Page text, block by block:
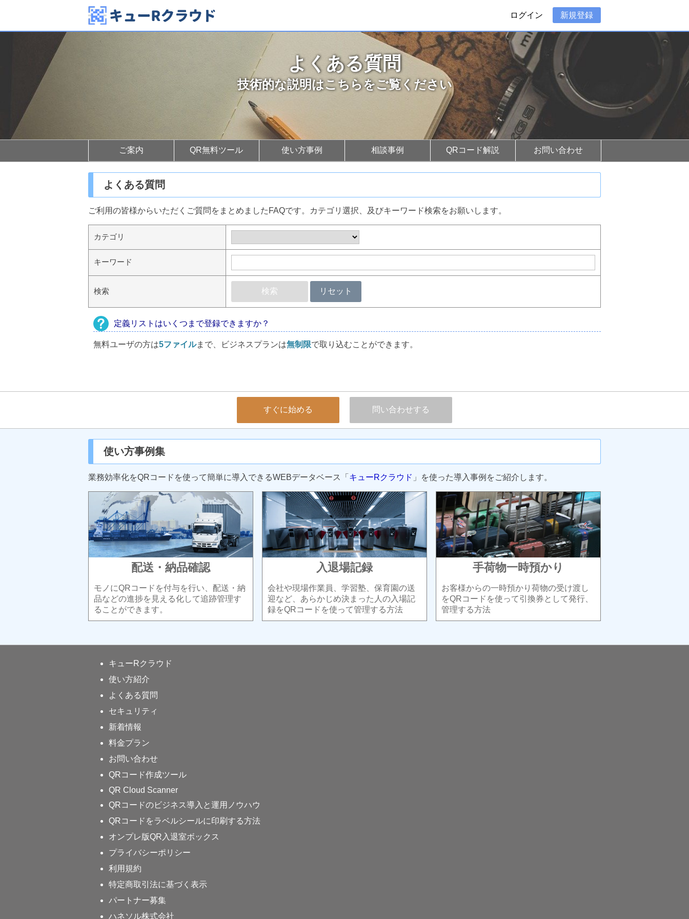
ログイン 新規登録
よくある質問
技術的な説明はこちらをご覧ください
ご案内 QR無料ツール 使い方事例 相談事例 QRコード解説 お問い合わせ
よくある質問
ご利用の皆様からいただくご質問をまとめましたFAQです。カテゴリ選択、及びキーワード検索をお願いします。
カテゴリ
キーワード
検索 検索 リセット
定義リストはいくつまで登録できますか？
無料ユーザの方は5ファイルまで、ビジネスプランは無制限で取り込むことができます。
すぐに始める 問い合わせする
使い方事例集
業務効率化をQRコードを使って簡単に導入できるWEBデータベース「 キューRクラウド 」を使った導入事例をご紹介します。
配送・納品確認
モノにQRコードを付与を行い、配送・納
品などの進捗を見える化して追跡管理す
ることができます。
入退場記録
会社や現場作業員、学習塾、保育園の送
迎など、あらかじめ決まった人の入場記
録をQRコードを使って管理する方法
手荷物一時預かり
お客様からの一時預かり荷物の受け渡し
をQRコードを使って引換券として発行、
管理する方法
キューRクラウド
使い方紹介
よくある質問
セキュリティ
新着情報
料金プラン
お問い合わせ
QRコード作成ツール
QR Cloud Scanner
QRコードのビジネス導入と運用ノウハウ
QRコードをラベルシールに印刷する方法
オンプレ版QR入退室ボックス
プライバシーポリシー
利用規約
特定商取引法に基づく表示
パートナー募集
ハネソル株式会社